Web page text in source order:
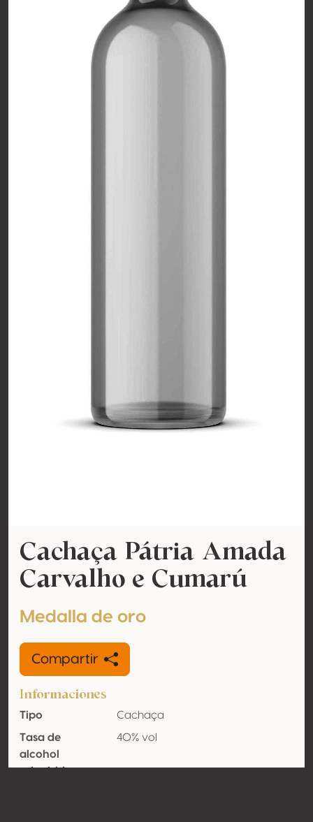
Cachaça Pátria Amada
Carvalho e Cumarú
Medalla de oro
Compartir
Informaciones
Tipo
Cachaça
Tasa de
alcohol
adquirido
40% vol